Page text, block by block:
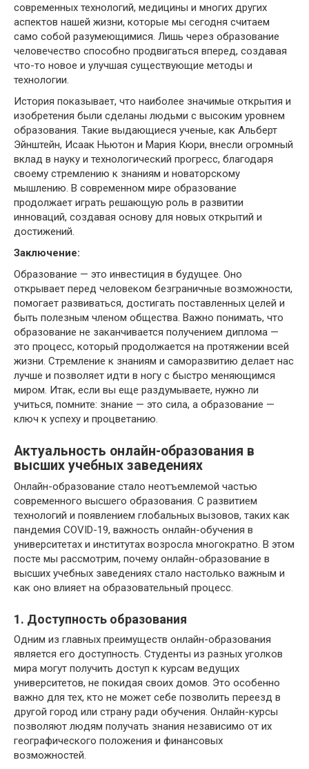
современных технологий, медицины и многих других
аспектов нашей жизни, которые мы сегодня считаем
само собой разумеющимися. Лишь через образование
человечество способно продвигаться вперед, создавая
что-то новое и улучшая существующие методы и
технологии.
История показывает, что наиболее значимые открытия и
изобретения были сделаны людьми с высоким уровнем
образования. Такие выдающиеся ученые, как Альберт
Эйнштейн, Исаак Ньютон и Мария Кюри, внесли огромный
вклад в науку и технологический прогресс, благодаря
своему стремлению к знаниям и новаторскому
мышлению. В современном мире образование
продолжает играть решающую роль в развитии
инноваций, создавая основу для новых открытий и
достижений.
Заключение:
Образование — это инвестиция в будущее. Оно
открывает перед человеком безграничные возможности,
помогает развиваться, достигать поставленных целей и
быть полезным членом общества. Важно понимать, что
образование не заканчивается получением диплома —
это процесс, который продолжается на протяжении всей
жизни. Стремление к знаниям и саморазвитию делает нас
лучше и позволяет идти в ногу с быстро меняющимся
миром. Итак, если вы еще раздумываете, нужно ли
учиться, помните: знание — это сила, а образование —
ключ к успеху и процветанию.
Актуальность онлайн-образования в
высших учебных заведениях
Онлайн-образование стало неотъемлемой частью
современного высшего образования. С развитием
технологий и появлением глобальных вызовов, таких как
пандемия COVID-19, важность онлайн-обучения в
университетах и институтах возросла многократно. В этом
посте мы рассмотрим, почему онлайн-образование в
высших учебных заведениях стало настолько важным и
как оно влияет на образовательный процесс.
1. Доступность образования
Одним из главных преимуществ онлайн-образования
является его доступность. Студенты из разных уголков
мира могут получить доступ к курсам ведущих
университетов, не покидая своих домов. Это особенно
важно для тех, кто не может себе позволить переезд в
другой город или страну ради обучения. Онлайн-курсы
позволяют людям получать знания независимо от их
географического положения и финансовых
возможностей.